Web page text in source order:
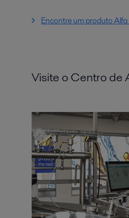
Encontre um produto
Visite o Centro de